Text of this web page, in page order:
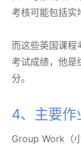
考核可能包括实
而这些英国课程
考试成绩，他
分。
4、主要作
Group Work（